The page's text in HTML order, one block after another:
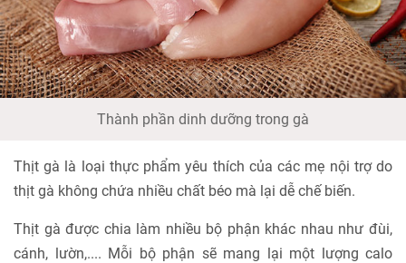
Thành phần dinh dưỡng trong gà
Thịt gà là loại thực phẩm yêu thích của các mẹ nội trợ do
thịt gà không chứa nhiều chất béo mà lại dễ chế biến.
Thịt gà được chia làm nhiều bộ phận khác nhau như đùi,
cánh, lườn,.... Mỗi bộ phận sẽ mang lại một lượng calo